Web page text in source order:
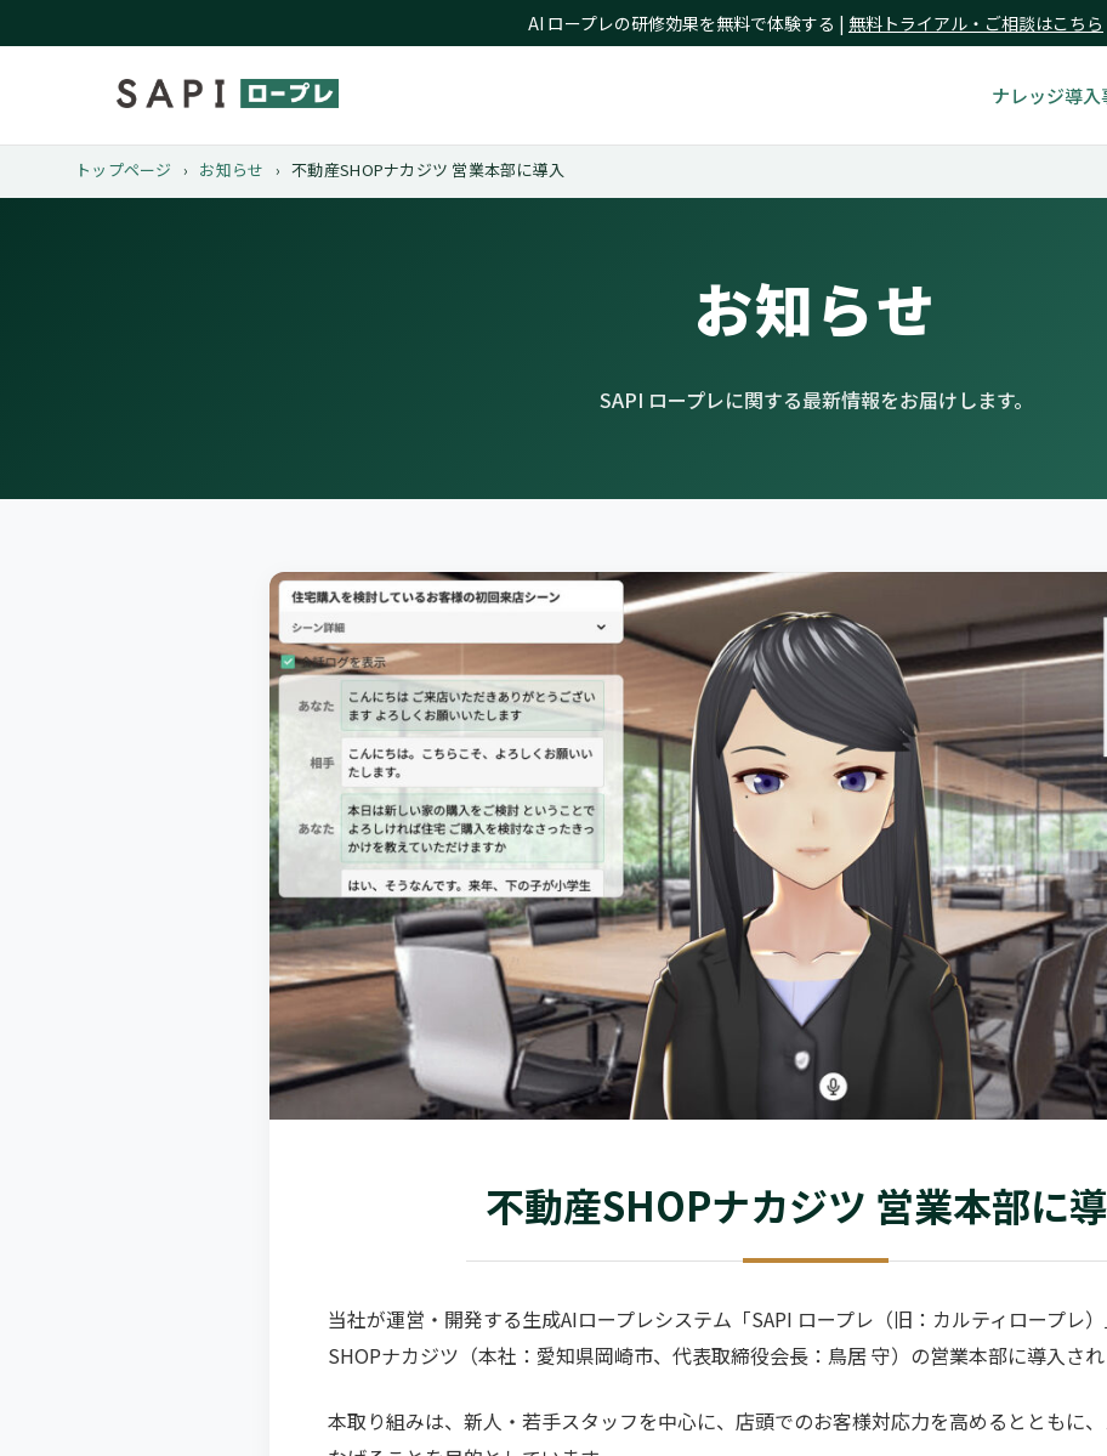
AI ロープレの研修効果を無料で体験する | 無料トライアル・ご相談はこちら
ナレッジ導入
トップページ › お知らせ › 不動産SHOPナカジツ 営業本部に導入
お知らせ
SAPI ロープレに関する最新情報をお届けします。
不動産SHOPナカジツ 営業本部に
当社が運営・開発する生成AIロープレシステム「SAPI ロープレ（旧：カルティロープレ
SHOPナカジツ（本社：愛知県岡崎市、代表取締役会長：鳥居 守）の営業本部に導入され
本取り組みは、新人・若手スタッフを中心に、店頭でのお客様対応力を高めるとともに